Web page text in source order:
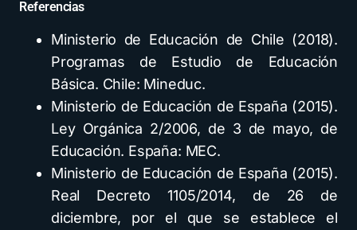
Referencias
Ministerio de Educación de Chile (2018).
Programas de Estudio de Educación
Básica. Chile: Mineduc.
Ministerio de Educación de España (2015).
Ley Orgánica 2/2006, de 3 de mayo, de
Educación. España: MEC.
Ministerio de Educación de España (2015).
Real Decreto 1105/2014, de 26 de
diciembre, por el que se establece el